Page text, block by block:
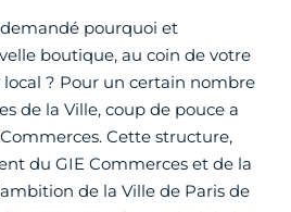
pourquoi et
boutique, au coin de votre
local ? Pour un certain nombre
de la Ville, coup de pouce a
Cette structure,
du GIE Commerces et de la
de la Ville de Paris de